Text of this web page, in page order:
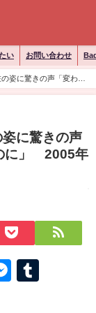
い お問い合わせ
姿に驚きの声「変わら
た。
姿に驚きの声
に」 2005年